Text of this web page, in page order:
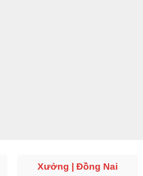
Xưởng | Đồng Nai